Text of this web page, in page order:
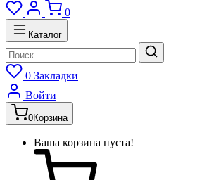
0
Каталог
0 Закладки
Войти
0Корзина
Ваша корзина пуста!